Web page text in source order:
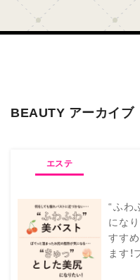
BEAUTY アーカイブ
エステ
“ふわ
にな
すす
ます